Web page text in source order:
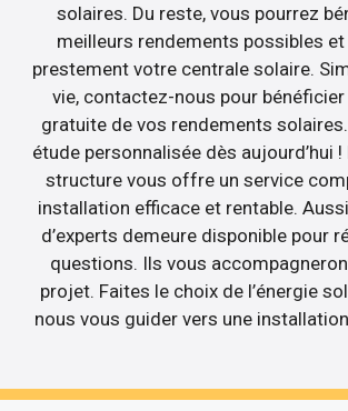
solaires. Du reste, vous pourrez
meilleurs rendements possibles
prestement votre centrale solaire.
vie, contactez-nous pour bénéficier
gratuite de vos rendements
étude personnalisée dès aujourd’hui
structure vous offre un service
installation efficace et rentable.
d’experts demeure disponible pour
questions. Ils vous
projet. Faites le choix de l’énergie
nous vous guider vers une